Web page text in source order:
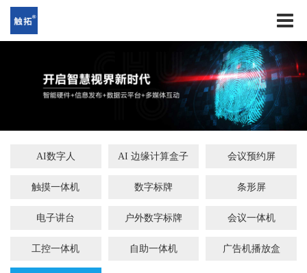
AI数字人 AI 边缘计算盒子 会议预约屏
触摸一体机 数字标牌 条形屏
电子讲台 户外数字标牌 会议一体机
工控一体机 自助一体机 广告机播放盒